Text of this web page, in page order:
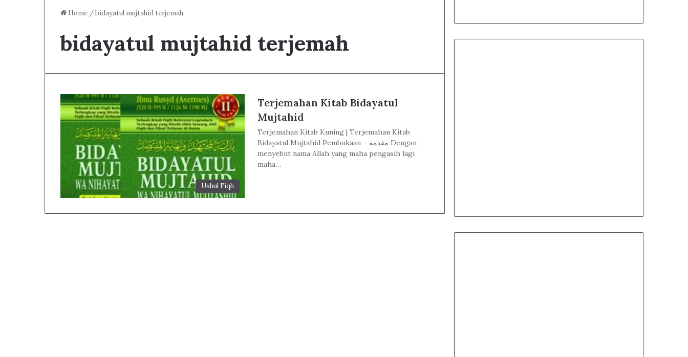
Home /bidayatul mujtahid terjemah
bidayatul mujtahid terjemah
Ushul Fiqh
Terjemahan Kitab Bidayatul
Mujtahid
Terjemahan Kitab Kuning | Terjemahan Kitab
Bidayatul Mujtahid Pembukaan – مقدمة Dengan
menyebut nama Allah yang maha pengasih lagi
maha…